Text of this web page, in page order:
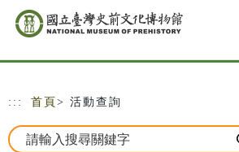
跳到主要內容
網站導覽
::: 首頁 > 活動查詢